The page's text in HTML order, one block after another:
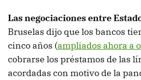
Las negociaciones entre
Bruselas dijo que los bancos
cinco años (ampliados ahora a
cobrarse los préstamos de las
acordadas con motivo de la